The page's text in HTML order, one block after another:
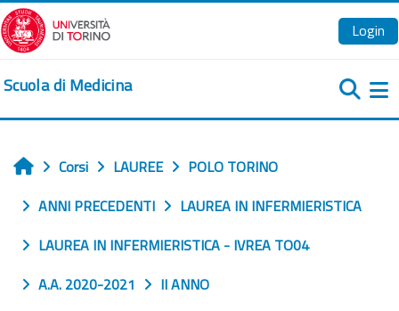
Vai al contenuto principale
Login
Scuola di Medicina
Home
Corsi LAUREE
POLO TORINO
ANNI PRECEDENTI
LAUREA IN INFERMIERISTICA
LAUREA IN INFERMIERISTICA - IVREA TO04
A.A. 2020-2021
II ANNO